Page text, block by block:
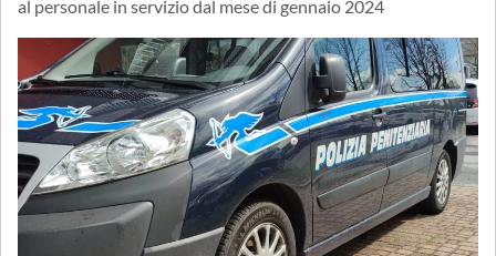
al personale in servizio dal mese di gennaio 2024